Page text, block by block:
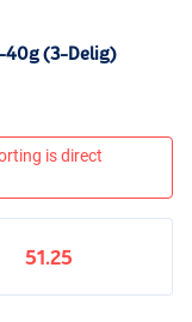
40g (3-Delig)
is direct
51.25